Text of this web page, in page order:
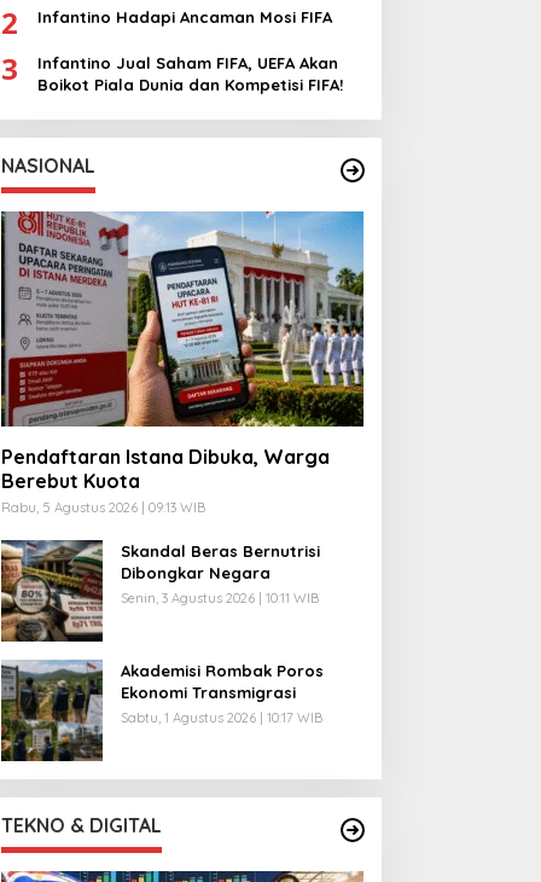
2 Infantino Hadapi Ancaman Mosi FIFA
3
Infantino Jual Saham FIFA, UEFA Akan
Boikot Piala Dunia dan Kompetisi FIFA!
NASIONAL
Pendaftaran Istana Dibuka, Warga
Berebut Kuota
Rabu, 5 Agustus 2026 | 09:13 WIB
Skandal Beras Bernutrisi
Dibongkar Negara
Senin, 3 Agustus 2026 | 10:11 WIB
Akademisi Rombak Poros
Ekonomi Transmigrasi
Sabtu, 1 Agustus 2026 | 10:17 WIB
TEKNO & DIGITAL